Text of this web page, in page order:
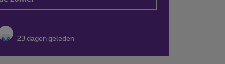
23 dagen geleden